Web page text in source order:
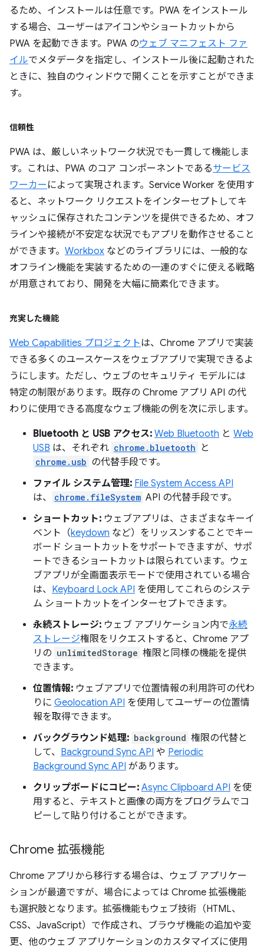
るため、インストールは任意です。PWA をインストール
する場合、ユーザーはアイコンやショートカットから
PWA を起動できます。PWA のウェブ マニフェスト ファ
イルでメタデータを指定し、インストール後に起動された
ときに、独自のウィンドウで開くことを示すことができま
す。
信頼性
PWA は、厳しいネットワーク状況でも一貫して機能しま
す。これは、PWA のコア コンポーネントであるサービス
ワーカー によって実現されます。Service Worker を使用す
ると、ネットワーク リクエストをインターセプトしてキ
ャッシュに保存されたコンテンツを提供できるため、オフ
ラインや接続が不安定な状況でもアプリを動作させること
ができます。 Workbox などのライブラリには、一般的な
オフライン機能を実装するための一連のすぐに使える戦略
が用意されており、開発を大幅に簡素化できます。
充実した機能
Web Capabilities プロジェクトは、Chrome アプリで実装
できる多くのユースケースをウェブアプリで実現できるよ
うにします。ただし、ウェブのセキュリティ モデルには
特定の制限があります。既存の Chrome アプリ API の代
わりに使用できる高度なウェブ機能の例を次に示します。
Bluetooth と USB アクセス: Web Bluetooth と Web
USB は、それぞれ chrome.bluetooth と
chrome.usb の代替手段です。
ファイル システム管理: File System Access API
は、
chrome.fileSystem API の代替手段です。
ショートカット: ウェブアプリは、さまざまなキーイ
ベント（keydown など）をリッスンすることでキー
ボード ショートカットをサポートできますが、サポ
ートできるショートカットは限られています。ウェ
ブアプリが全画面表示モードで使用されている場合
は、 Keyboard Lock API を使用してこれらのシステ
ム ショートカットをインターセプトできます。
永続ストレージ: ウェブ アプリケーション内で永続
ストレージ権限をリクエストすると、Chrome アプ
リの unlimitedStorage 権限と同様の機能を提供
できます。
位置情報: ウェブアプリで位置情報の利用許可の代わ
りに Geolocation API を使用してユーザーの位置情
報を取得できます。
バックグラウンド処理: background 権限の代替と
して、 Background Sync API や Periodic
Background Sync API があります。
クリップボードにコピー: Async Clipboard API を使
用すると、テキストと画像の両方をプログラムでコ
ピーして貼り付けることができます。
Chrome 拡張機能
Chrome アプリから移行する場合は、ウェブ アプリケー
ションが最適ですが、場合によっては Chrome 拡張機能
も選択肢となります。拡張機能もウェブ技術（HTML、
CSS、JavaScript）で作成され、ブラウザ機能の追加や変
更、他のウェブ アプリケーションのカスタマイズに使用